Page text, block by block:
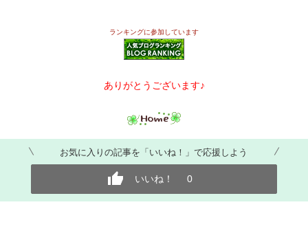
ランキングに参加しています
ありがとうございます♪
お気に入りの記事を「いいね！」で応援しよう
いいね！ 0